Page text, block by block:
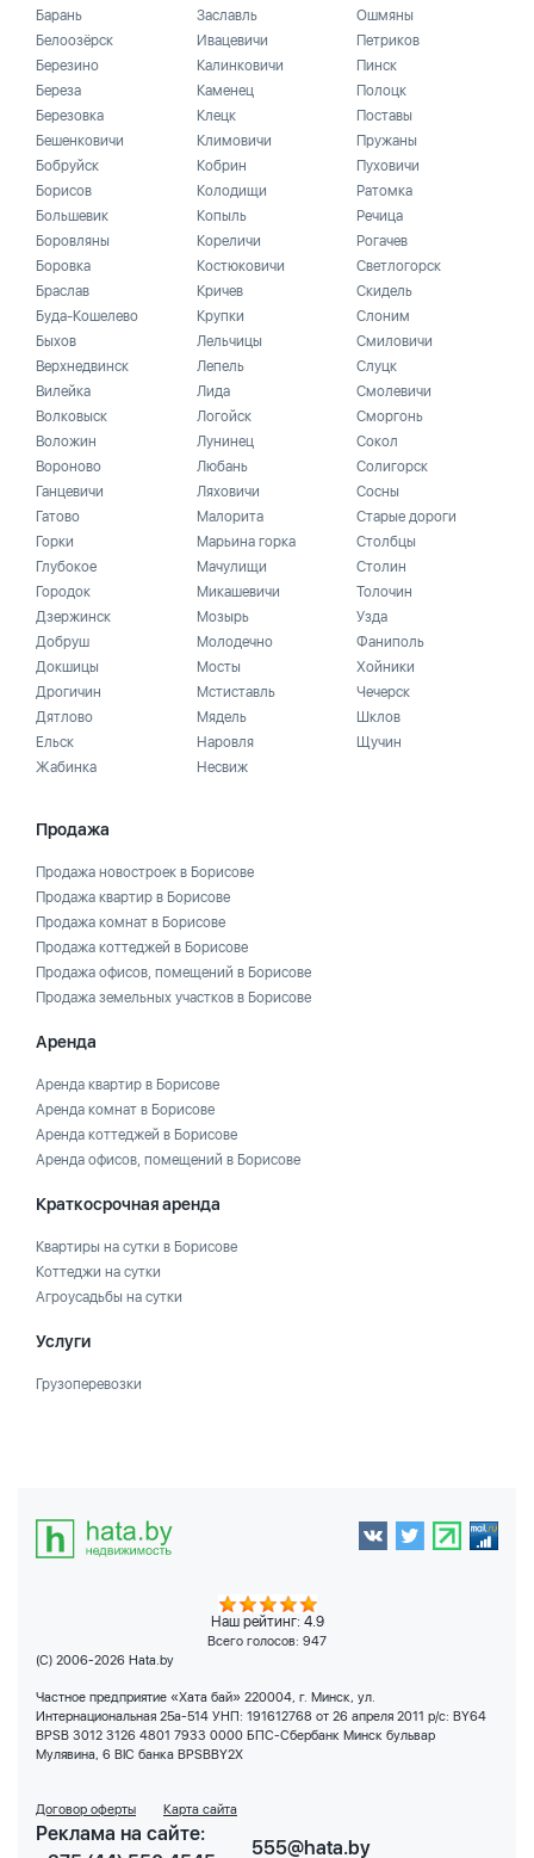
Барань
Белоозёрск
Березино
Береза
Березовка
Бешенковичи
Бобруйск
Борисов
Большевик
Боровляны
Боровка
Браслав
Буда-Кошелево
Быхов
Верхнедвинск
Вилейка
Волковыск
Воложин
Вороново
Ганцевичи
Гатово
Горки
Глубокое
Городок
Дзержинск
Добруш
Докшицы
Дрогичин
Дятлово
Ельск
Жабинка
Заславль
Ивацевичи
Калинковичи
Каменец
Клецк
Климовичи
Кобрин
Колодищи
Копыль
Кореличи
Костюковичи
Кричев
Крупки
Лельчицы
Лепель
Лида
Логойск
Лунинец
Любань
Ляховичи
Малорита
Марьина горка
Мачулищи
Микашевичи
Мозырь
Молодечно
Мосты
Мстиставль
Мядель
Наровля
Несвиж
Ошмяны
Петриков
Пинск
Полоцк
Поставы
Пружаны
Пуховичи
Ратомка
Речица
Рогачев
Светлогорск
Скидель
Слоним
Смиловичи
Слуцк
Смолевичи
Сморгонь
Сокол
Солигорск
Сосны
Старые дороги
Столбцы
Столин
Толочин
Узда
Фаниполь
Хойники
Чечерск
Шклов
Щучин
Продажа
Продажа новостроек в Борисове
Продажа квартир в Борисове
Продажа комнат в Борисове
Продажа коттеджей в Борисове
Продажа офисов, помещений в Борисове
Продажа земельных участков в Борисове
Аренда
Аренда квартир в Борисове
Аренда комнат в Борисове
Аренда коттеджей в Борисове
Аренда офисов, помещений в Борисове
Краткосрочная аренда
Квартиры на сутки в Борисове
Коттеджи на сутки
Агроусадьбы на сутки
Услуги
Грузоперевозки
Наш рейтинг: 4.9
Всего голосов: 947
(C) 2006-2026 Hata.by
Частное предприятие «Хата бай» 220004, г. Минск, ул.
Интернациональная 25а-514 УНП: 191612768 от 26 апреля 2011 р/с: BY64
BPSB 3012 3126 4801 7933 0000 БПС-Сбербанк Минск бульвар
Мулявина, 6 BIC банка BPSBBY2X
Договор оферты Карта сайта
Реклама на сайте:
555@hata.by